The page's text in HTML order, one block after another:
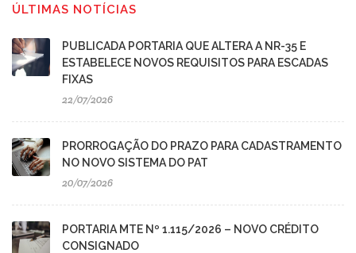
ÚLTIMAS NOTÍCIAS
PUBLICADA PORTARIA QUE ALTERA A NR-35 E
ESTABELECE NOVOS REQUISITOS PARA ESCADAS
FIXAS
22/07/2026
PRORROGAÇÃO DO PRAZO PARA CADASTRAMENTO
NO NOVO SISTEMA DO PAT
20/07/2026
PORTARIA MTE Nº 1.115/2026 – NOVO CRÉDITO
CONSIGNADO